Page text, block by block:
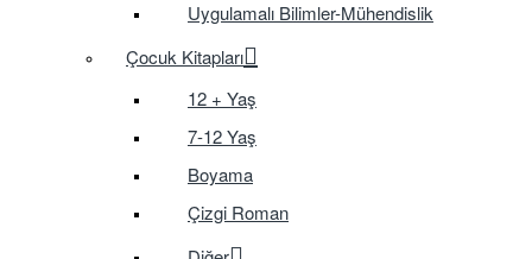
Uygulamalı Bilimler-Mühendislik
Çocuk Kitapları
12 + Yaş
7-12 Yaş
Boyama
Çizgi Roman